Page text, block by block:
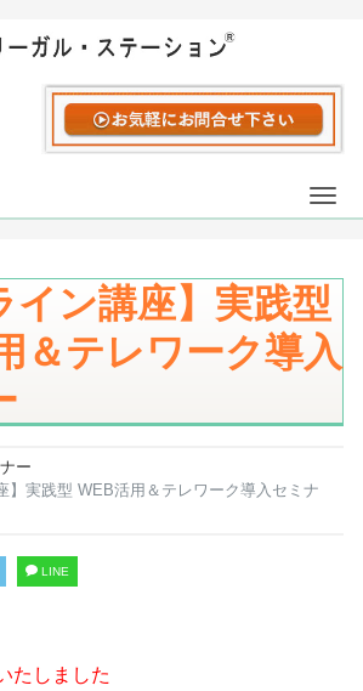
イン講座】実践型
＆テレワーク導入
ー
】実践型 WEB活用＆テレワーク導入セミナ
LINE
たしました